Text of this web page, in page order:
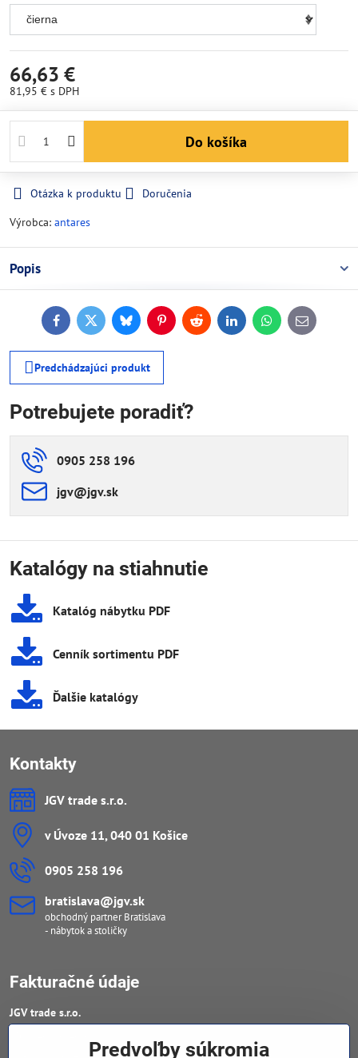
66,63 €
81,95 € s DPH
Do košíka
Otázka k produktu
Doručenia
Výrobca: antares
Popis
FacebookTwitterBlueskyPinterestReddit LinkedInWhatsApp
E-
mail
Predchádzajúci produkt
Potrebujete poradiť?
0905 258 196
jgv​@jgv​.sk
Katalógy na stiahnutie
Katalóg nábytku PDF
Cenník sortimentu PDF
Ďalšie katalógy
Kontakty
JGV trade s​.r​.o​.
v Úvoze 11, 040 01 Košice
0905 258 196
bratislava​@jgv​.sk
obchodný partner Bratislava
- nábytok a stoličky
Fakturačné údaje
JGV trade s​.r​.o​.
Predvoľby súkromia